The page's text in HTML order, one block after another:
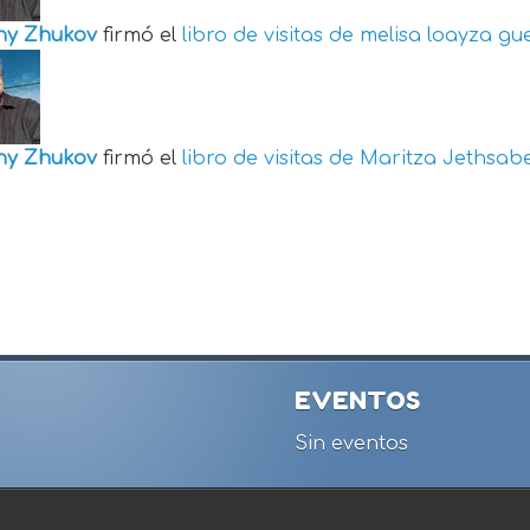
Zhukov firmó el libro de visitas de melisa loayza
Zhukov firmó el libro de visitas de Maritza
EVENTOS
Sin eventos